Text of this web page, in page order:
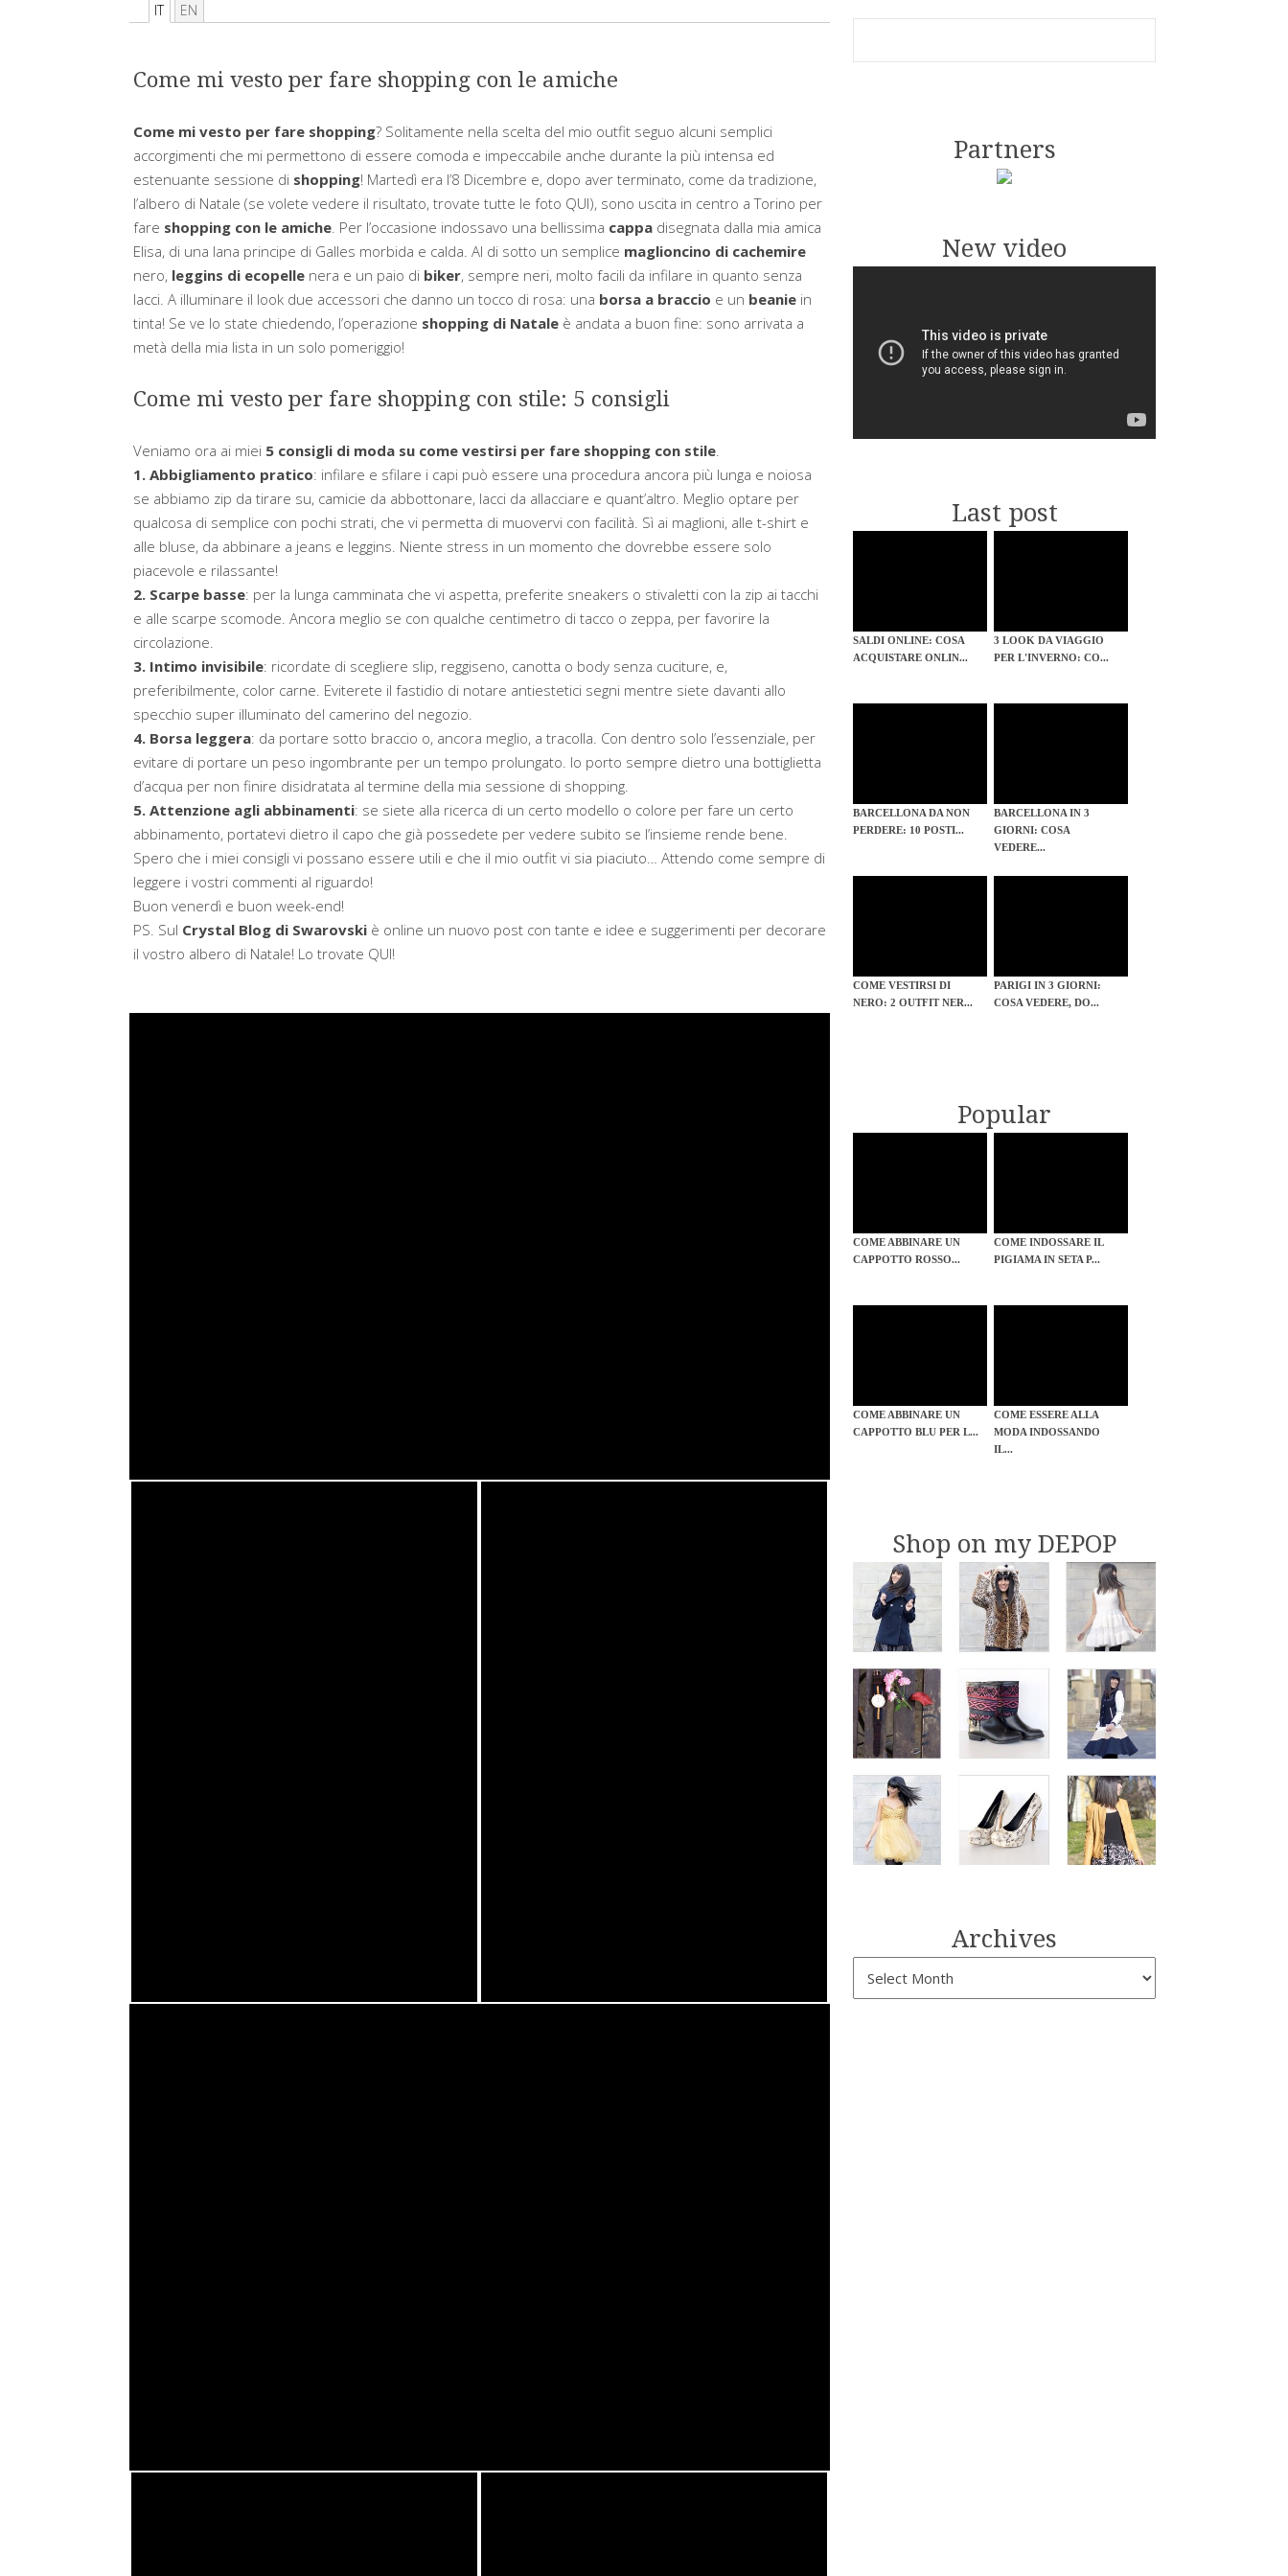
IT EN
Come mi vesto per fare shopping con le amiche
Come mi vesto per fare shopping? Solitamente nella scelta del mio outfit seguo alcuni semplici
accorgimenti che mi permettono di essere comoda e impeccabile anche durante la più intensa ed
estenuante sessione di shopping! Martedì era l’8 Dicembre e, dopo aver terminato, come da tradizione,
l’albero di Natale (se volete vedere il risultato, trovate tutte le foto QUI), sono uscita in centro a Torino per
fare shopping con le amiche. Per l’occasione indossavo una bellissima cappadisegnata dalla mia amica
Elisa, di una lana principe di Galles morbida e calda. Al di sotto un semplice maglioncino di cachemire
nero, leggins di ecopellenera e un paio di biker, sempre neri, molto facili da infilare in quanto senza
lacci. A illuminare il look due accessori che danno un tocco di rosa: una borsa a braccio e un beaniein
tinta! Se ve lo state chiedendo, l’operazione shopping di Nataleè andata a buon fine: sono arrivata a
metà della mia lista in un solo pomeriggio!
Come mi vesto per fare shopping con stile: 5 consigli
Veniamo ora ai miei 5 consigli di moda su come vestirsi per fare shopping con stile.
1. Abbigliamento pratico: infilare e sfilare i capi può essere una procedura ancora più lunga e noiosa
se abbiamo zip da tirare su, camicie da abbottonare, lacci da allacciare e quant’altro. Meglio optare per
qualcosa di semplice con pochi strati, che vi permetta di muovervi con facilità. Sì ai maglioni, alle t-shirt e
alle bluse, da abbinare a jeans e leggins. Niente stress in un momento che dovrebbe essere solo
piacevole e rilassante!
2. Scarpe basse: per la lunga camminata che vi aspetta, preferite sneakers o stivaletti con la zip ai tacchi
e alle scarpe scomode. Ancora meglio se con qualche centimetro di tacco o zeppa, per favorire la
circolazione.
3. Intimo invisibile: ricordate di scegliere slip, reggiseno, canotta o body senza cuciture, e,
preferibilmente, color carne. Eviterete il fastidio di notare antiestetici segni mentre siete davanti allo
specchio super illuminato del camerino del negozio.
4. Borsa leggera: da portare sotto braccio o, ancora meglio, a tracolla. Con dentro solo l’essenziale, per
evitare di portare un peso ingombrante per un tempo prolungato. Io porto sempre dietro una bottiglietta
d’acqua per non finire disidratata al termine della mia sessione di shopping.
5. Attenzione agli abbinamenti: se siete alla ricerca di un certo modello o colore per fare un certo
abbinamento, portatevi dietro il capo che già possedete per vedere subito se l’insieme rende bene.
Spero che i miei consigli vi possano essere utili e che il mio outfit vi sia piaciuto… Attendo come sempre di
leggere i vostri commenti al riguardo!
Buon venerdì e buon week-end!
PS. Sul Crystal Blog di Swarovskiè online un nuovo post con tante e idee e suggerimenti per decorare
il vostro albero di Natale! Lo trovate QUI!
Partners
New video
Last post
SALDI ONLINE: COSA
ACQUISTARE ONLIN...
3 LOOK DA VIAGGIO
PER L'INVERNO: CO...
BARCELLONA DA NON
PERDERE: 10 POSTI...
BARCELLONA IN 3
GIORNI: COSA
VEDERE...
COME VESTIRSI DI
NERO: 2 OUTFIT NER...
PARIGI IN 3 GIORNI:
COSA VEDERE, DO...
Popular
COME ABBINARE UN
CAPPOTTO ROSSO...
COME INDOSSARE IL
PIGIAMA IN SETA P...
COME ABBINARE UN
CAPPOTTO BLU PER L...
COME ESSERE ALLA
MODA INDOSSANDO
IL...
Shop on my DEPOP
Archives